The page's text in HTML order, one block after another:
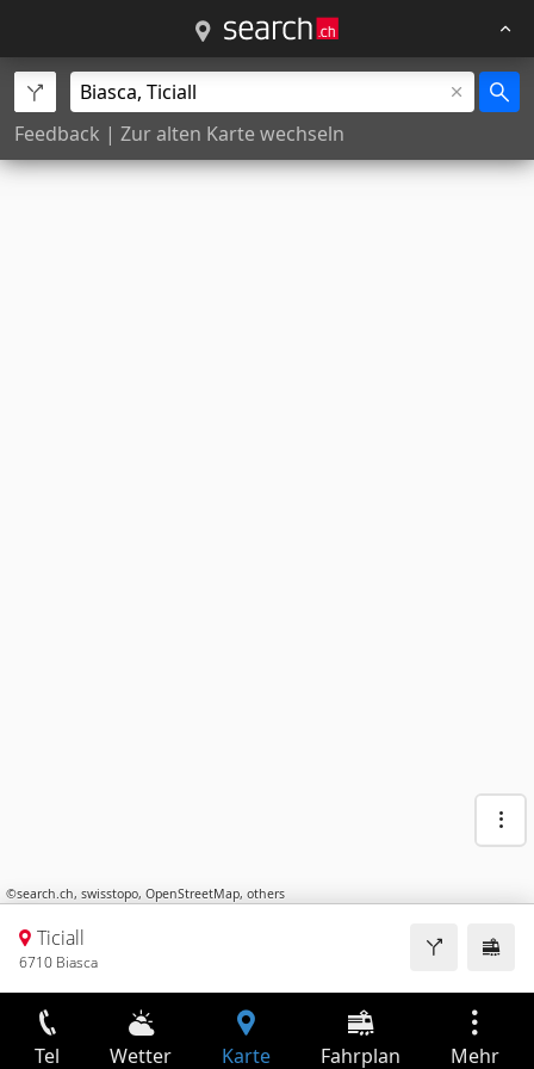
Feedback | Zur alten Karte wechseln
©search.ch, swisstopo, OpenStreetMap, others
Ticiall
6710 Biasca
Tel Wetter Karte Fahrplan Mehr